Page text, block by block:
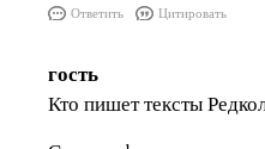
Ответить Цитировать
гость
Кто пишет тексты